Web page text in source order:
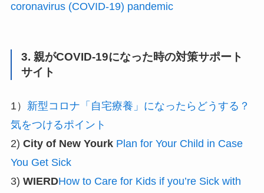
coronavirus (COVID-19) pandemic
3. 親がCOVID-19になった時の対策サポート
サイト
1） 新型コロナ「自宅療養」になったらどうする？
気をつけるポイント
2) City of New Yourk Plan for Your Child in Case
You Get Sick
3) WIERDHow to Care for Kids if you’re Sick with